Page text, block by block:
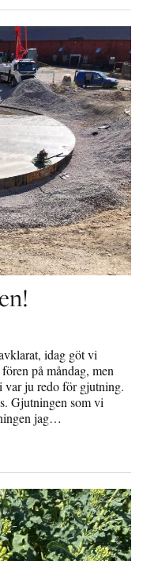
idag göt vi
på måndag, men
var ju redo för gjutning.
Gjutningen som vi
jag…